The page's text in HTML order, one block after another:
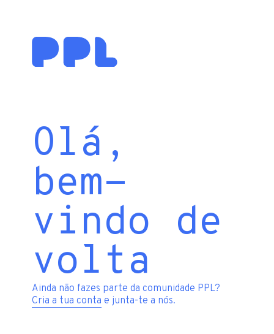
Olá,
bem-
vindo de
volta
Ainda não fazes parte da comunidade PPL?
Cria a tua conta e junta-te a nós.